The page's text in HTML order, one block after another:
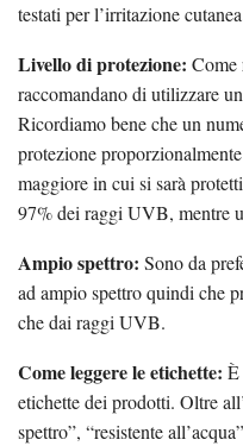
testati per l’irritazione
Livello di protezione: Come
raccomandano di utilizzare
Ricordiamo bene che un
protezione
maggiore in cui si sarà
97% dei raggi UVB, mentre
Ampio spettro: Sono da
ad ampio spettro quindi che
che dai raggi UVB.
Come leggere le etichette: È
etichette dei prodotti. Oltre
spettro”, “resistente